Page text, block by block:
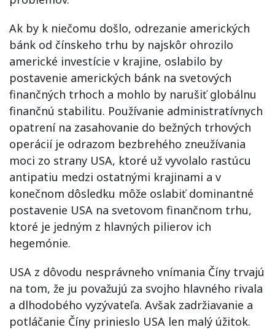
Ak by k niečomu došlo, odrezanie amerických
bánk od čínskeho trhu by najskôr ohrozilo
americké investície v krajine, oslabilo by
postavenie amerických bánk na svetových
finančných trhoch a mohlo by narušiť globálnu
finančnú stabilitu. Používanie administratívnych
opatrení na zasahovanie do bežných trhových
operácií je odrazom bezbrehého zneužívania
moci zo strany USA, ktoré už vyvolalo rastúcu
antipatiu medzi ostatnými krajinami a v
konečnom dôsledku môže oslabiť dominantné
postavenie USA na svetovom finančnom trhu,
ktoré je jedným z hlavných pilierov ich
hegemónie.
USA z dôvodu nesprávneho vnímania Číny trvajú
na tom, že ju považujú za svojho hlavného rivala
a dlhodobého vyzývateľa. Avšak zadržiavanie a
potláčanie Číny prinieslo USA len malý úžitok.